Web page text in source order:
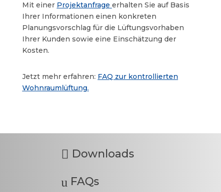
Mit einer Projektanfrage erhalten Sie auf Basis
Ihrer Informationen einen konkreten
Planungsvorschlag für die Lüftungsvorhaben
Ihrer Kunden sowie eine Einschätzung der
Kosten.
Jetzt mehr erfahren: FAQ zur kontrollierten
Wohnraumlüftung.
 Downloads
u FAQs